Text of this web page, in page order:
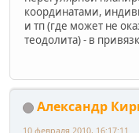
координатами,
и тп (где может не
теодолита) - в
Александр
10 февраля 2010, 16:17:11